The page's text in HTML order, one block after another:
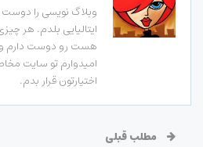
وبلاگ نویسی را دوست
ایتالیایی بلدم. هر
هست رو دوست دارم
امیدوارم تو سایت
اختیارتون قرار بدم.
مطلب قبلی